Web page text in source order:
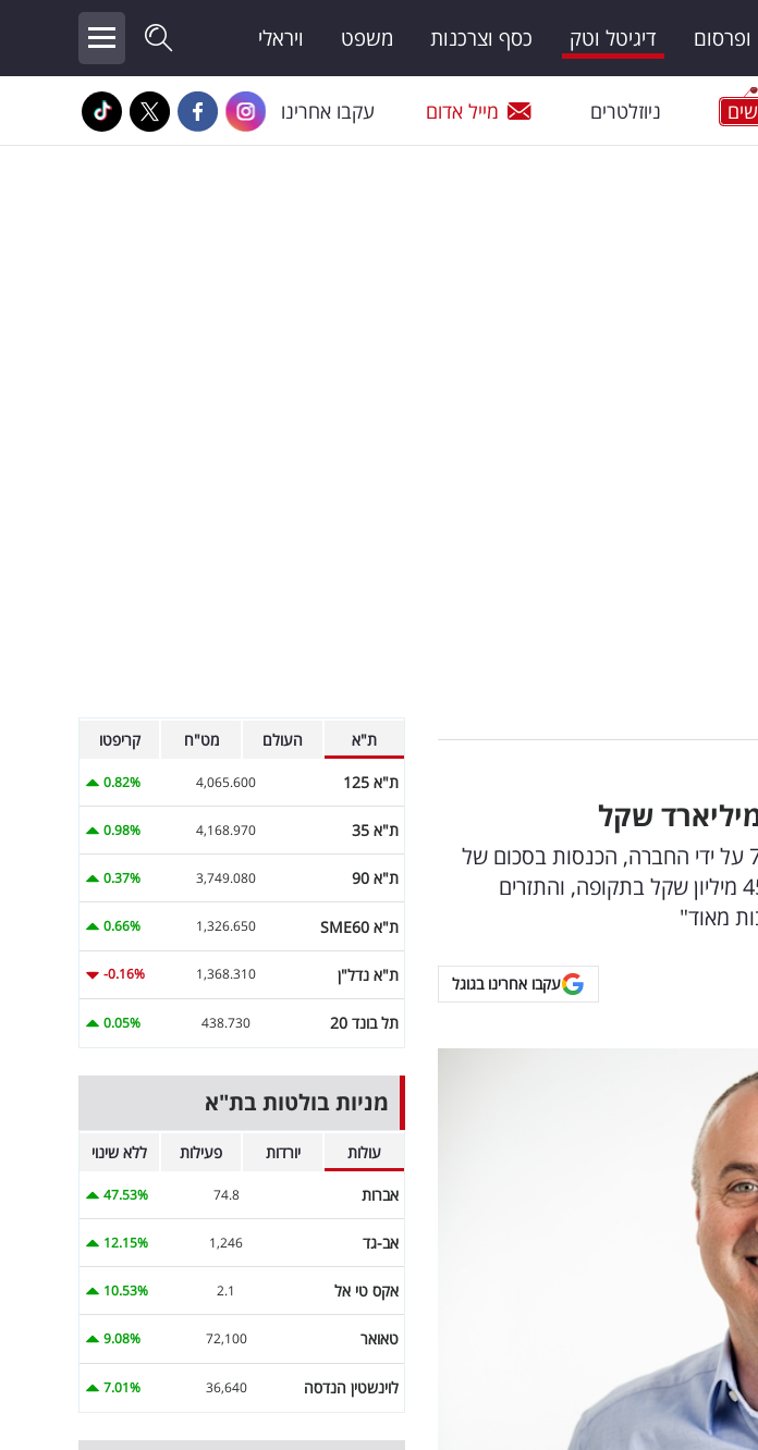
ופרסום דיגיטל וטק כסף וצרכנות משפט ויראלי
ניוזלטרים מייל אדום עקבו אחרינו
שקל
עקב ייצור חשמל מוגבר בחודש יוני רשמה תחנת הכוח אשכול, המוחזקת 75% על ידי החברה, הכנסות בסכום של
כ-200.7 מיליון שקל, ו-EBITDA של כ-75.6 מיליון שקל. הרווח הנקי גדל לכ-45 מיליון שקל בתקופה, והתזרים
עקבו אחרינו בגוגל
ת"א העולם מט"ח קריפטו
ת"א 125 4,065.600
0.82%
ת"א 35 4,168.970
0.98%
ת"א 90 3,749.080
0.37%
ת"א SME60 1,326.650
0.66%
ת"א נדל"ן 1,368.310
-0.16%
תל בונד 20 438.730
0.05%
מניות בולטות בת"א
עולות יורדות פעילות ללא שינוי
אברות 74.8
47.53%
אב-גד 1,246
12.15%
אקס טי אל 2.1
10.53%
טאואר 72,100
9.08%
לוינשטין הנדסה 36,640
7.01%